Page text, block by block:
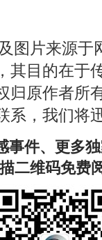
图片来源
其目的在于
归原作者所
系，我们将
事件、更多
二维码免费